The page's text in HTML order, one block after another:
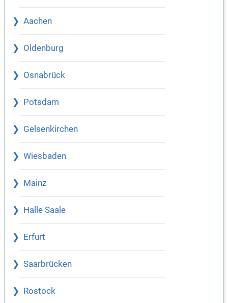
Aachen
Oldenburg
Osnabrück
Potsdam
Gelsenkirchen
Wiesbaden
Mainz
Halle Saale
Erfurt
Saarbrücken
Rostock